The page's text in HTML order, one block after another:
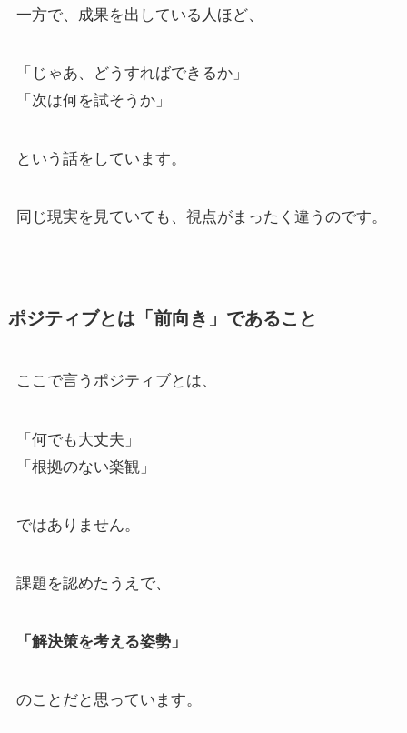
一方で、成果を出している人ほど、
「じゃあ、どうすればできるか」
「次は何を試そうか」
という話をしています。
同じ現実を見ていても、視点がまったく違うのです。
ポジティブとは「前向き」であること
ここで言うポジティブとは、
「何でも大丈夫」
「根拠のない楽観」
ではありません。
課題を認めたうえで、
「解決策を考える姿勢」
のことだと思っています。